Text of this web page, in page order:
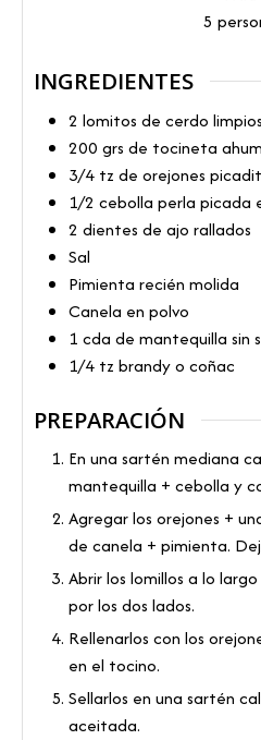
5
INGREDIENTES
2 lomitos de cerdo limpios
200 grs de tocineta
3/4 tz de orejones
1/2 cebolla perla picada
2 dientes de ajo rallados
Sal
Pimienta recién molida
Canela en polvo
1 cda de mantequilla sin
1/4 tz brandy o coñac
PREPARACIÓN
En una sartén mediana
mantequilla + cebolla y
Agregar los orejones +
de canela + pimienta.
Abrir los lomillos a lo
por los dos lados.
Rellenarlos con los
en el tocino.
Sellarlos en una sartén
aceitada.